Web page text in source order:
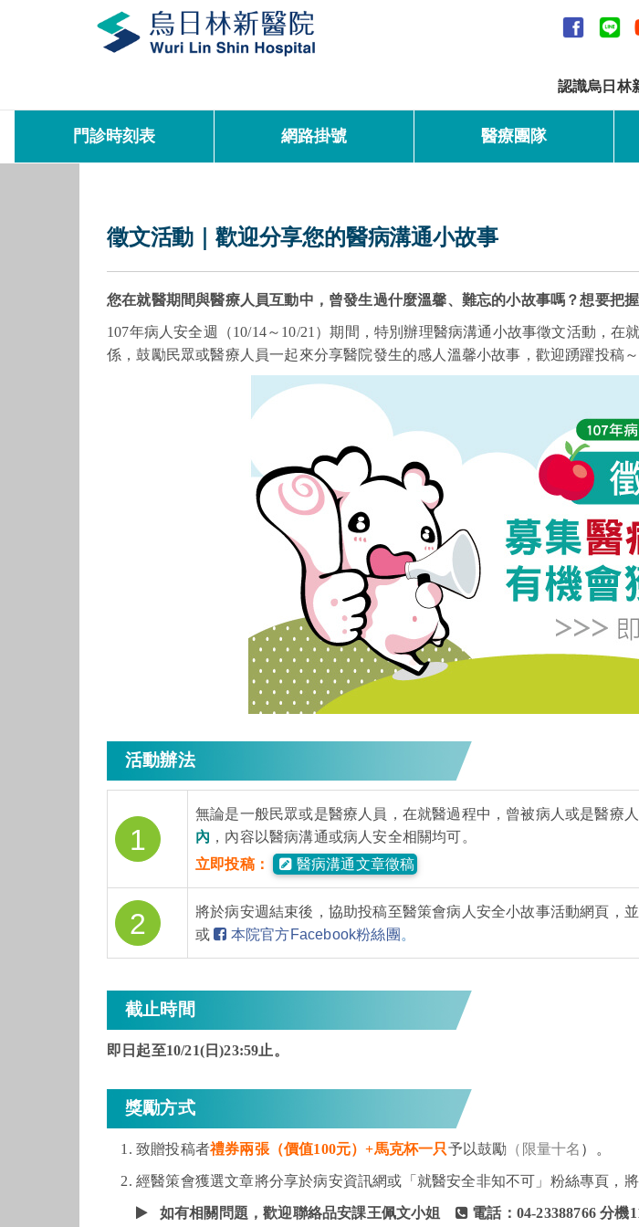
認識烏日林
門診時刻表 網路掛號 醫療團隊
徵文活動｜歡迎分享您的醫病溝通小故事
您在就醫期間與醫療人員互動中，曾發生過什麼溫馨、難忘的小故事嗎？想要把
107年病人安全週（10/14～10/21）期間，特別辦理醫病溝通小故事徵文活動，
係，鼓勵民眾或醫療人員一起來分享醫院發生的感人溫馨小故事 ，歡迎踴躍投稿
活動辦法
1
無論是一般民眾或是醫療人員，在就醫過程中，曾被病人或是醫療
內 ，內容以醫病溝通或病人安全相關均可。
立即投稿：
醫病溝通文章徵稿
2 將於病安週結束後，協助投稿至醫策會病人安全小故事活動網頁，
或
本院官方Facebook粉絲團 。
截止時間
即日起至10/21(日)23:59止 。
獎勵方式
致贈投稿者禮券兩張（價值100元）+馬克杯一只予以鼓勵 （限量十名 ）。
經醫策會獲選文章將分享於病安資訊網或「就醫安全非知不可」粉絲專頁，
如有相關問題，歡迎聯絡品安課王佩文小姐 電話：04-23388766 分機